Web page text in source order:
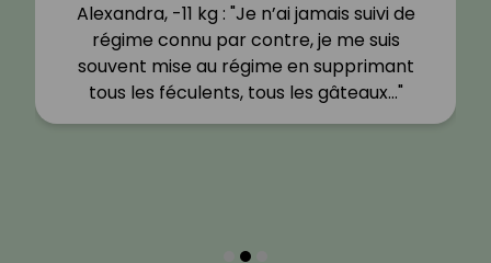
Alexandra, -11 kg : "Je n’ai jamais suivi de
régime connu par contre, je me suis
souvent mise au régime en supprimant
tous les féculents, tous les gâteaux…"